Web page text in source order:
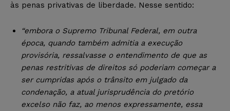
às penas privativas de liberdade. Nesse sentido:
“embora o Supremo Tribunal Federal, em outra
época, quando também admitia a execução
provisória, ressalvasse o entendimento de que as
penas restritivas de direitos só poderiam começar a
ser cumpridas após o trânsito em julgado da
condenação, a atual jurisprudência do pretório
excelso não faz, ao menos expressamente, essa